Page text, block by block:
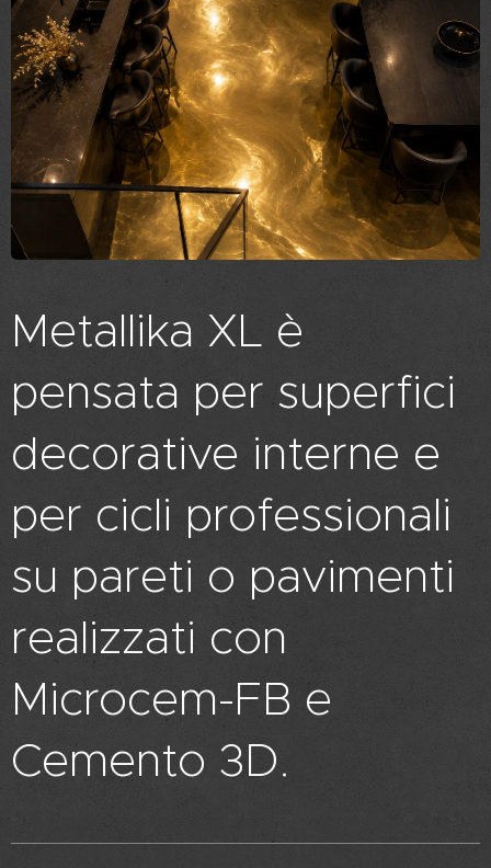
Metallika XL è
pensata per superfici
decorative interne e
per cicli professionali
su pareti o pavimenti
realizzati con
Microcem-FB e
Cemento 3D.